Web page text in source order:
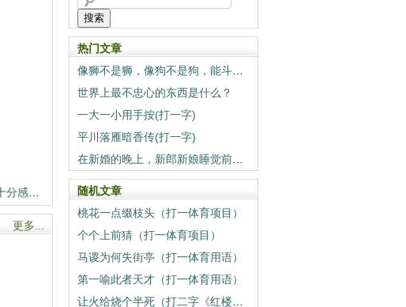
更多...
搜索
热门文章
世界上最不忠心的东西是什么？
一大一小用手按(打一字)
平川落雁暗香传(打一字)
随机文章
桃花一点缀枝头（打一体育项目）
个个上前猜（打一体育项目）
马谡为何失街亭（打一体育用语）
第一喻此者天才（打一体育用语）